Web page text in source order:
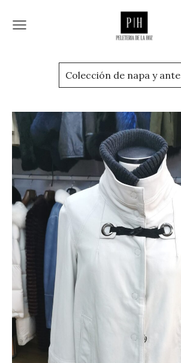
Colección de napa y ante